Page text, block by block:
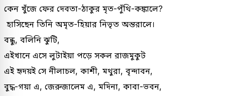
কেন খুঁজে ফের দেবতা-ঠাকুর মৃত-পুঁথি-কঙ্কালে?
হাসিছেন তিনি অমৃত-হিয়ার নিভৃত অন্তরালে।
বন্ধু, বলিনি ঝুটি,
এইখানে এসে লুটাইয়া পড়ে সকল রাজমুকুট
এই হৃদয়ই সে নীলাচল, কাশী, মথুরা, বৃন্দাবন,
বুদ্ধ-গয়া এ, জেরুজালেম এ, মদিনা, কাবা-ভবন,